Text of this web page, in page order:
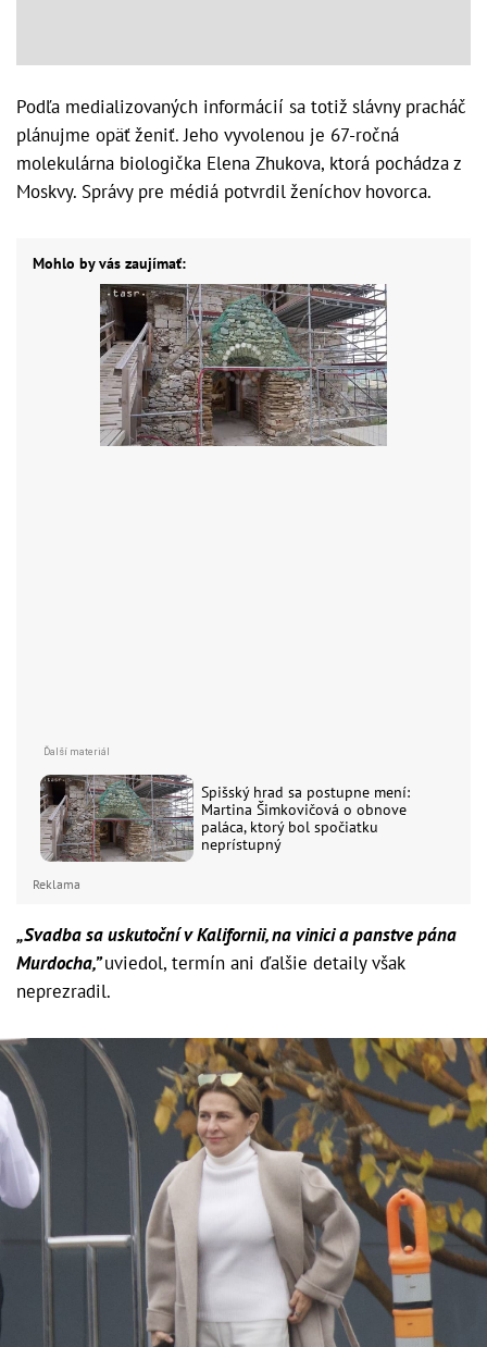
Podľa medializovaných informácií sa totiž slávny pracháč
plánujme opäť ženiť. Jeho vyvolenou je 67-ročná
molekulárna biologička Elena Zhukova, ktorá pochádza z
Moskvy. Správy pre médiá potvrdil ženíchov hovorca.
Mohlo by vás zaujímať:
Spišský hrad sa postupne mení:
Martina Šimkovičová o obnove
paláca, ktorý bol spočiatku
neprístupný
Reklama
„Svadba sa uskutoční v Kalifornii, na vinici a panstve pána
Murdocha,”uviedol, termín ani ďalšie detaily však
neprezradil.